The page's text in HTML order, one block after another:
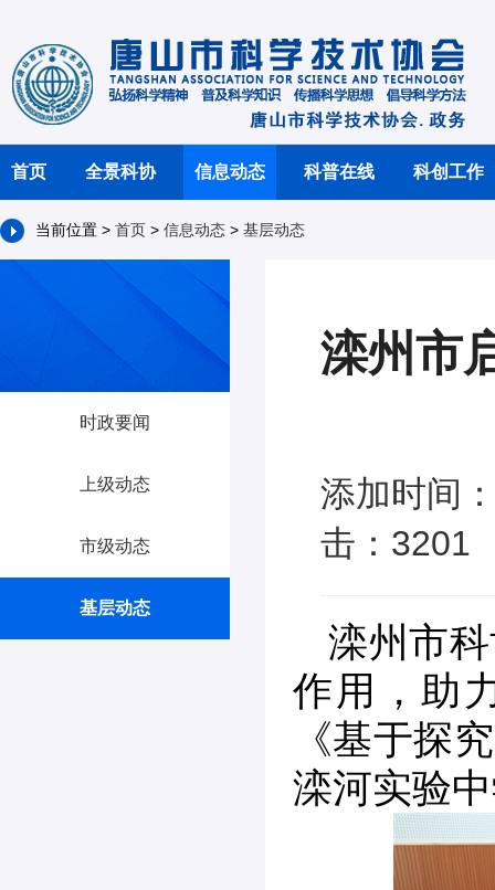
首页 全景科协 信息动态 科普在线 科创工作
当前位置 > 首页 > 信息动态 > 基层动态
时政要闻
上级动态
市级动态
基层动态
滦州市
添加时间
击：3201
滦州市
作用，助
《基于探
滦河实验